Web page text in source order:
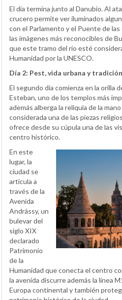
El día termina junto al Danubio. Al
crucero permite ver iluminados
con el Parlamento y el Puente de
las imágenes más reconocibles de
que este tramo del río esté
Humanidad por la UNESCO.
Día 2: Pest, vida urbana y
El segundo día comienza en la orilla
Esteban, uno de los templos más
además alberga la reliquia de la
considerada una de las piezas
ofrece desde su cúpula una de las
centro histórico.
En este
lugar, la
ciudad se
articula a
través de la
Avenida
Andrássy, un
bulevar del
siglo XIX
declarado
Patrimonio
de la
Humanidad que conecta el centro
la avenida discurre además la línea
Europa continental y también